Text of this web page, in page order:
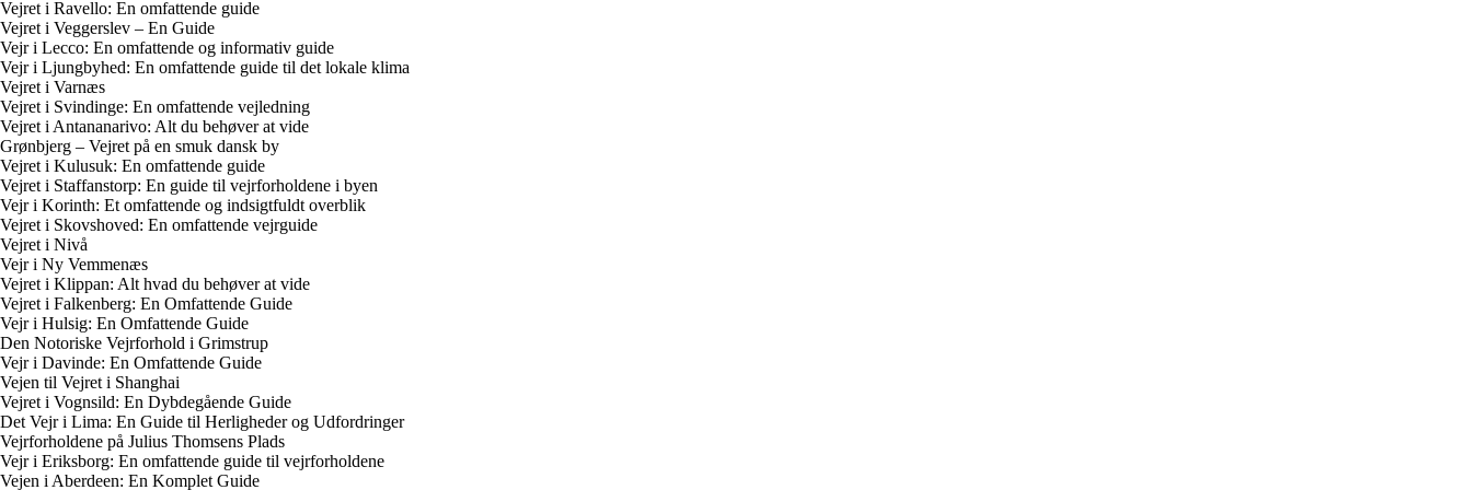
Vejret i Ravello: En omfattende guide
Vejret i Veggerslev – En Guide
Vejr i Lecco: En omfattende og informativ guide
Vejr i Ljungbyhed: En omfattende guide til det lokale klima
Vejret i Varnæs
Vejret i Svindinge: En omfattende vejledning
Vejret i Antananarivo: Alt du behøver at vide
Grønbjerg – Vejret på en smuk dansk by
Vejret i Kulusuk: En omfattende guide
Vejret i Staffanstorp: En guide til vejrforholdene i byen
Vejr i Korinth: Et omfattende og indsigtfuldt overblik
Vejret i Skovshoved: En omfattende vejrguide
Vejret i Nivå
Vejr i Ny Vemmenæs
Vejret i Klippan: Alt hvad du behøver at vide
Vejret i Falkenberg: En Omfattende Guide
Vejr i Hulsig: En Omfattende Guide
Den Notoriske Vejrforhold i Grimstrup
Vejr i Davinde: En Omfattende Guide
Vejen til Vejret i Shanghai
Vejret i Vognsild: En Dybdegående Guide
Det Vejr i Lima: En Guide til Herligheder og Udfordringer
Vejrforholdene på Julius Thomsens Plads
Vejr i Eriksborg: En omfattende guide til vejrforholdene
Vejen i Aberdeen: En Komplet Guide